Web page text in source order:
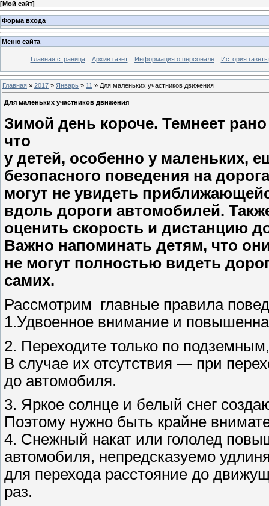
[Мой сайт]
Форма входа
Меню сайта
Главная страница Архив газет Информация о персонале История газеты
Главная » 2017 » Январь » 11 » Для маленьких участников движения
Для маленьких участников движения
Зимой день короче. Темнеет
что
у детей, особенно у маленьких,
безопасного поведения на
могут не увидеть
вдоль дороги автомобилей.
оценить скорость и дистанцию
Важно напоминать детям, что
не могут полностью видеть
самих.
Рассмотрим главные правила
1.Удвоенное внимание и
2. Переходите только по
В случае их отсутствия — при
до автомобиля.
3. Яркое солнце и белый снег
Поэтому нужно быть крайне
4. Снежный накат или гололед
автомобиля, непредсказуемо
для перехода расстояние до
раз.